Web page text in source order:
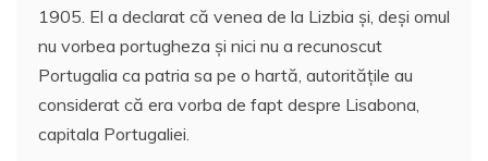
1905. El a declarat că venea de la Lizbia și, deși omul
nu vorbea portugheza și nici nu a recunoscut
Portugalia ca patria sa pe o hartă, autoritățile au
considerat că era vorba de fapt despre Lisabona,
capitala Portugaliei.